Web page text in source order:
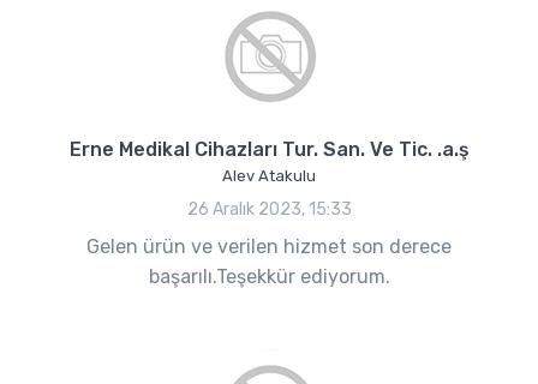
Erne Medikal Cihazları Tur. San. Ve Tic. .a.ş
Alev Atakulu
26 Aralık 2023, 15:33
Gelen ürün ve verilen hizmet son derece
başarılı.Teşekkür ediyorum.